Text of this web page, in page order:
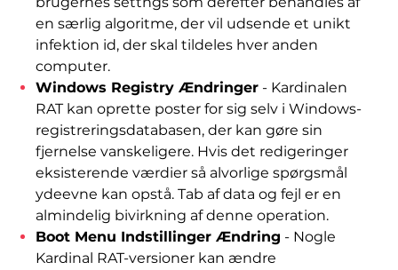
en særlig algoritme, der vil udsende et unikt
infektion id, der skal tildeles hver anden
computer.
Windows Registry Ændringer- Kardinalen
RAT kan oprette poster for sig selv i Windows-
registreringsdatabasen, der kan gøre sin
fjernelse vanskeligere. Hvis det redigeringer
eksisterende værdier så alvorlige spørgsmål
ydeevne kan opstå. Tab af data og fejl er en
almindelig bivirkning af denne operation.
Boot Menu Indstillinger Ændring - Nogle
Kardinal RAT-versioner kan ændre